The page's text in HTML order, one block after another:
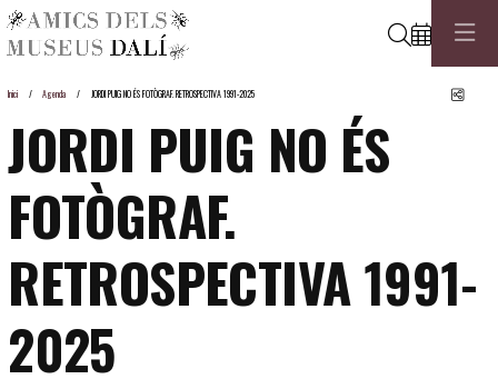
Cerca
Inici Agenda JORDI PUIG NO ÉS FOTÒGRAF. RETROSPECTIVA 1991-2025
JORDI PUIG NO ÉS
FOTÒGRAF.
RETROSPECTIVA 1991-
2025